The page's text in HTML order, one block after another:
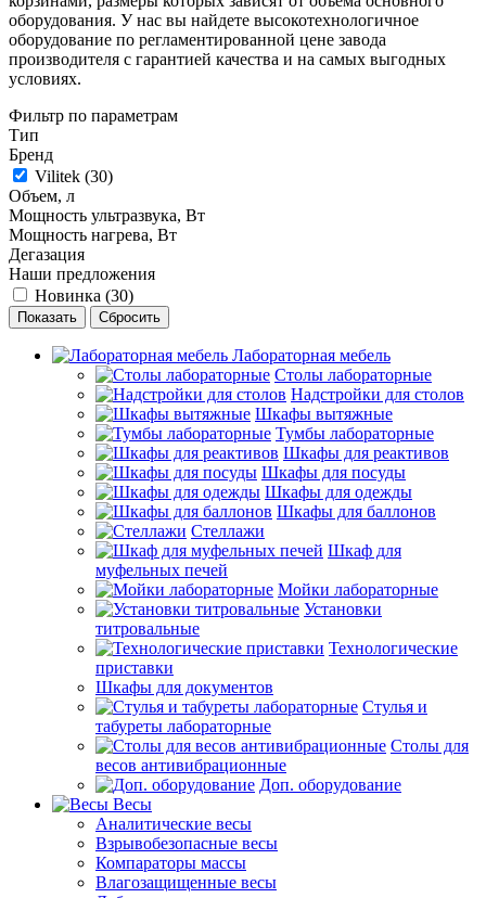
оборудования. У нас вы найдете высокотехнологичное
оборудование по регламентированной цене завода
производителя с гарантией качества и на самых выгодных
условиях.
Фильтр по параметрам
Тип
Бренд
Vilitek (30)
Объем, л
Мощность ультразвука, Вт
Мощность нагрева, Вт
Дегазация
Наши предложения
Новинка (30)
Сбросить
Лабораторная мебель
Столы лабораторные
Надстройки для столов
Шкафы вытяжные
Тумбы лабораторные
Шкафы для реактивов
Шкафы для посуды
Шкафы для одежды
Шкафы для баллонов
Стеллажи
Шкаф для
муфельных печей
Мойки лабораторные
Установки
титровальные
Технологические
приставки
Шкафы для документов
Стулья и
табуреты лабораторные
Столы для
весов антивибрационные
Доп. оборудование
Весы
Аналитические весы
Взрывобезопасные весы
Компараторы массы
Влагозащищенные весы